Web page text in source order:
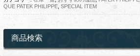
QUE PATEK PHILIPPE, SPECIAL ITEM
商品検索